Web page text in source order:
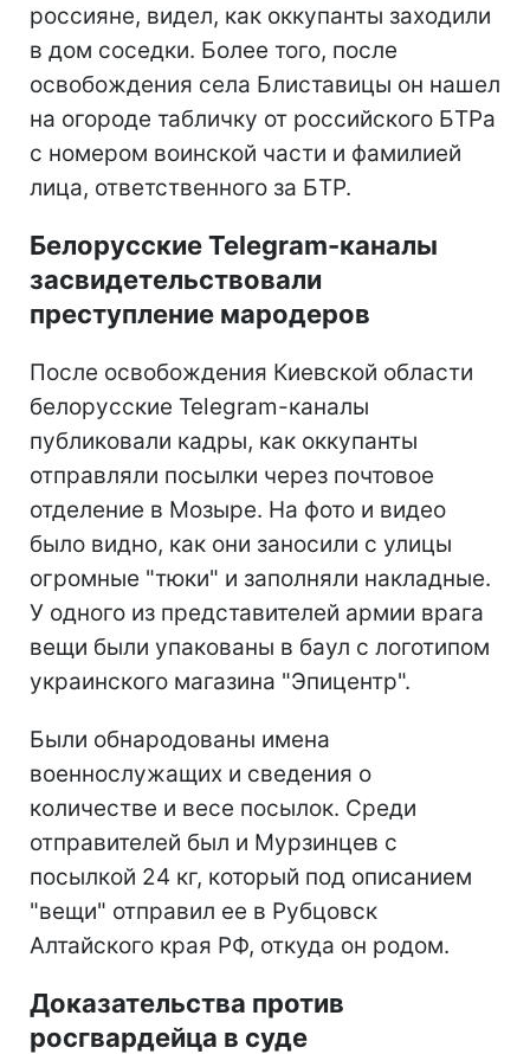
россияне, видел, как оккупанты заходили
в дом соседки. Более того, после
освобождения села Блиставицы он нашел
на огороде табличку от российского БТРа
с номером воинской части и фамилией
лица, ответственного за БТР.
Белорусские Telegram-каналы
засвидетельствовали
преступление мародеров
После освобождения Киевской области
белорусские Telegram-каналы
публиковали кадры, как оккупанты
отправляли посылки через почтовое
отделение в Мозыре. На фото и видео
было видно, как они заносили с улицы
огромные "тюки" и заполняли накладные.
У одного из представителей армии врага
вещи были упакованы в баул с логотипом
украинского магазина "Эпицентр".
Были обнародованы имена
военнослужащих и сведения о
количестве и весе посылок. Среди
отправителей был и Мурзинцев с
посылкой 24 кг, который под описанием
"вещи" отправил ее в Рубцовск
Алтайского края РФ, откуда он родом.
Доказательства против
росгвардейца в суде